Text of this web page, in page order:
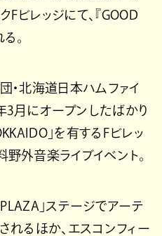
ビレッジにて、『GOOD
。
・北海道日本ハムファイ
3月にオープンしたばかり
」を有するFビレッ
外音楽ライブイベント。
」ステージでアーテ
れるほか、エスコンフィー